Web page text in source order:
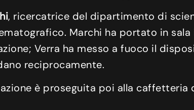
, ricercatrice del dipartimento di
Marchi ha portato in
Verra ha messo a fuoco il
reciprocamente.
è proseguita poi alla caffetteria